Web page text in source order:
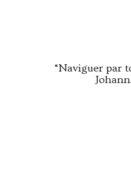
“Naviguer par